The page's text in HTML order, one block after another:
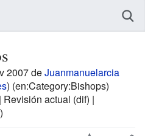
2007 deJuanmanuelarcia
) (en:Category:Bishops)
actual (dif) |